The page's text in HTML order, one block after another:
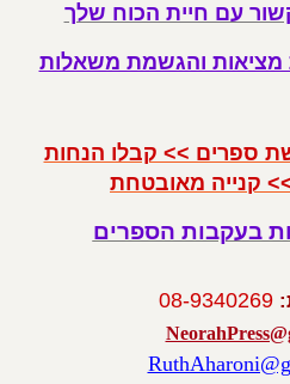
עם חיית הכוח שלך
מציאות והגשמת משאלות
ספרים >> קבלו הנחות
קנייה מאובטחת
בעקבות הספרים
08-9340269